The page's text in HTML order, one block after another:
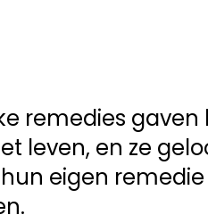
remedies
leven, en ze
eigen